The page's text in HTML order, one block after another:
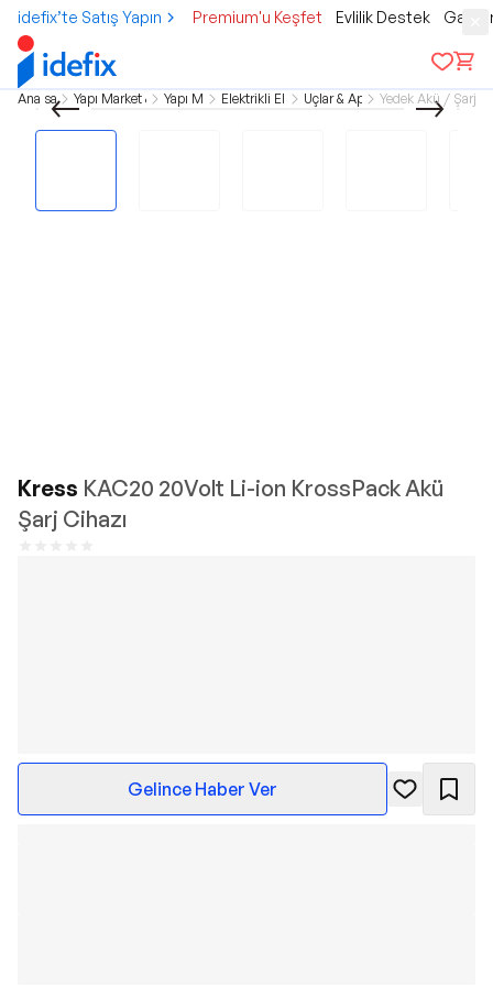
idefix’te Satış Yapın Premium'u Keşfet Evlilik Destek
Ana sayfaYapı Market & BahçeYapı MarketElektrikli El AletleriUçlar & AparatlarYedek Akü / Şarj
Kress KAC20 20Volt Li-ion KrossPack Akü
Şarj Cihazı
Gelince Haber Ver